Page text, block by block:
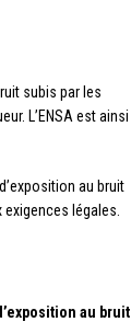
subis par les
L’ENSA est ainsi
au bruit
légales.
au bruit